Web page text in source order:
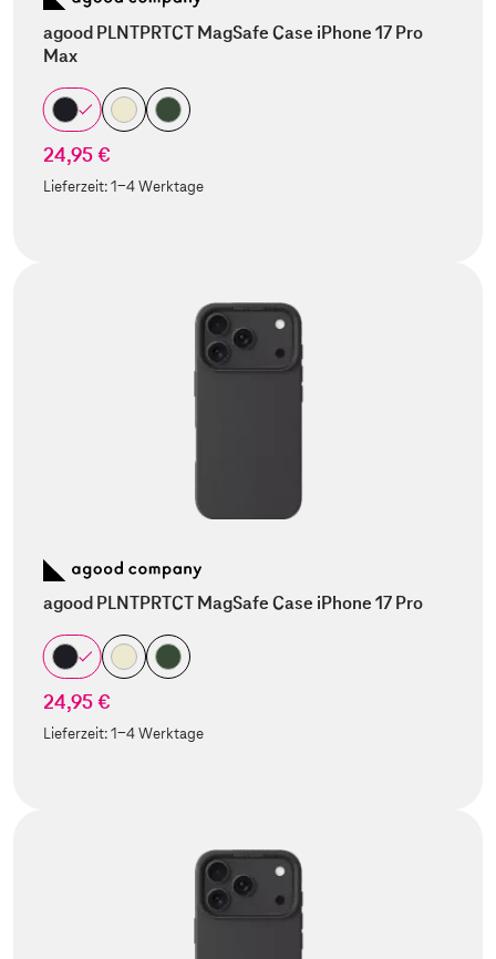
agood PLNTPRTCT MagSafe Case iPhone 17 Pro
Max
24,95 €
Lieferzeit:1-4 Werktage
agood PLNTPRTCT MagSafe Case iPhone 17 Pro
24,95 €
Lieferzeit:1-4 Werktage